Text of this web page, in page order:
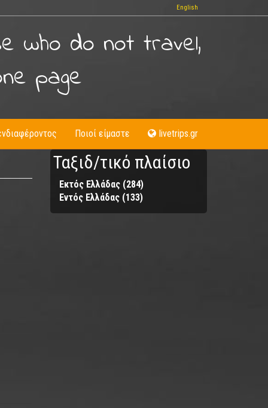
English
who do not travel,
page
Ποιοί είμαστε livetrips.gr
Ταξιδ/τικό πλαίσιο
Εκτός Ελλάδας (284)Apply
Ελλάδας
Εντός Ελλάδας (133)Apply
Εντός